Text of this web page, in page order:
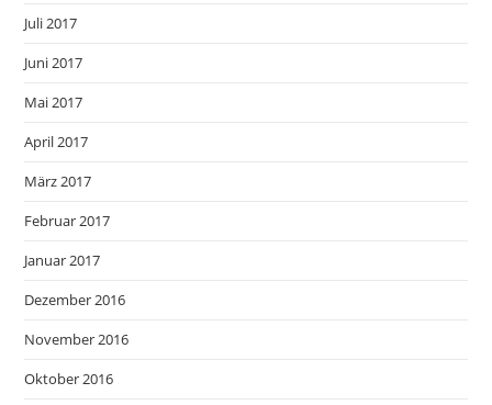
Juli 2017
Juni 2017
Mai 2017
April 2017
März 2017
Februar 2017
Januar 2017
Dezember 2016
November 2016
Oktober 2016